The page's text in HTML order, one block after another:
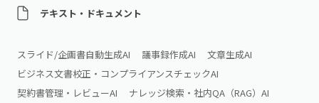
テキスト・ドキュメント
スライド/企画書自動生成AI 議事録作成AI
文章生成AI
ビジネス文書校正・コンプライアンスチェックAI
契約書管理・レビューAI
ナレッジ検索・社内QA（RAG）AI